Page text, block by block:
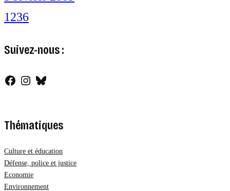
1236
Suivez-nous :
Facebook
Instagram
Bluesky
Thématiques
Culture et éducation
Défense, police et justice
Economie
Environnement